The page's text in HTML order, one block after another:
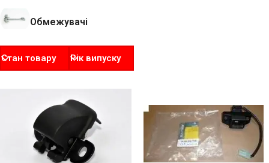
Обмежувачі
Стан товару Рік випуску